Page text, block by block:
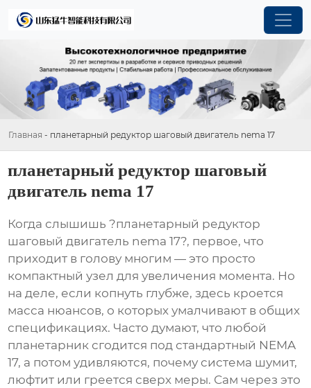
Главная - планетарный редуктор шаговый двигатель nema 17
планетарный редуктор шаговый
двигатель nema 17
Когда слышишь ?планетарный редуктор
шаговый двигатель nema 17?, первое, что
приходит в голову многим — это просто
компактный узел для увеличения момента. Но
на деле, если копнуть глубже, здесь кроется
масса нюансов, о которых умалчивают в общих
спецификациях. Часто думают, что любой
планетарник сгодится под стандартный NEMA
17, а потом удивляются, почему система шумит,
люфтит или греется сверх меры. Сам через это